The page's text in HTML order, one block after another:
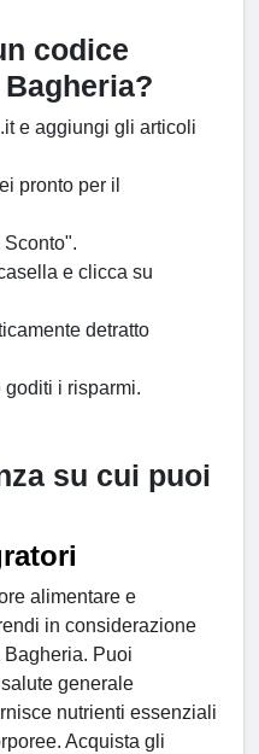
codice
e aggiungi gli articoli
pronto per il
e clicca su
detratto
i risparmi.
su cui puoi
alimentare e
in considerazione
Bagheria. Puoi
generale
nutrienti essenziali
Acquista gli